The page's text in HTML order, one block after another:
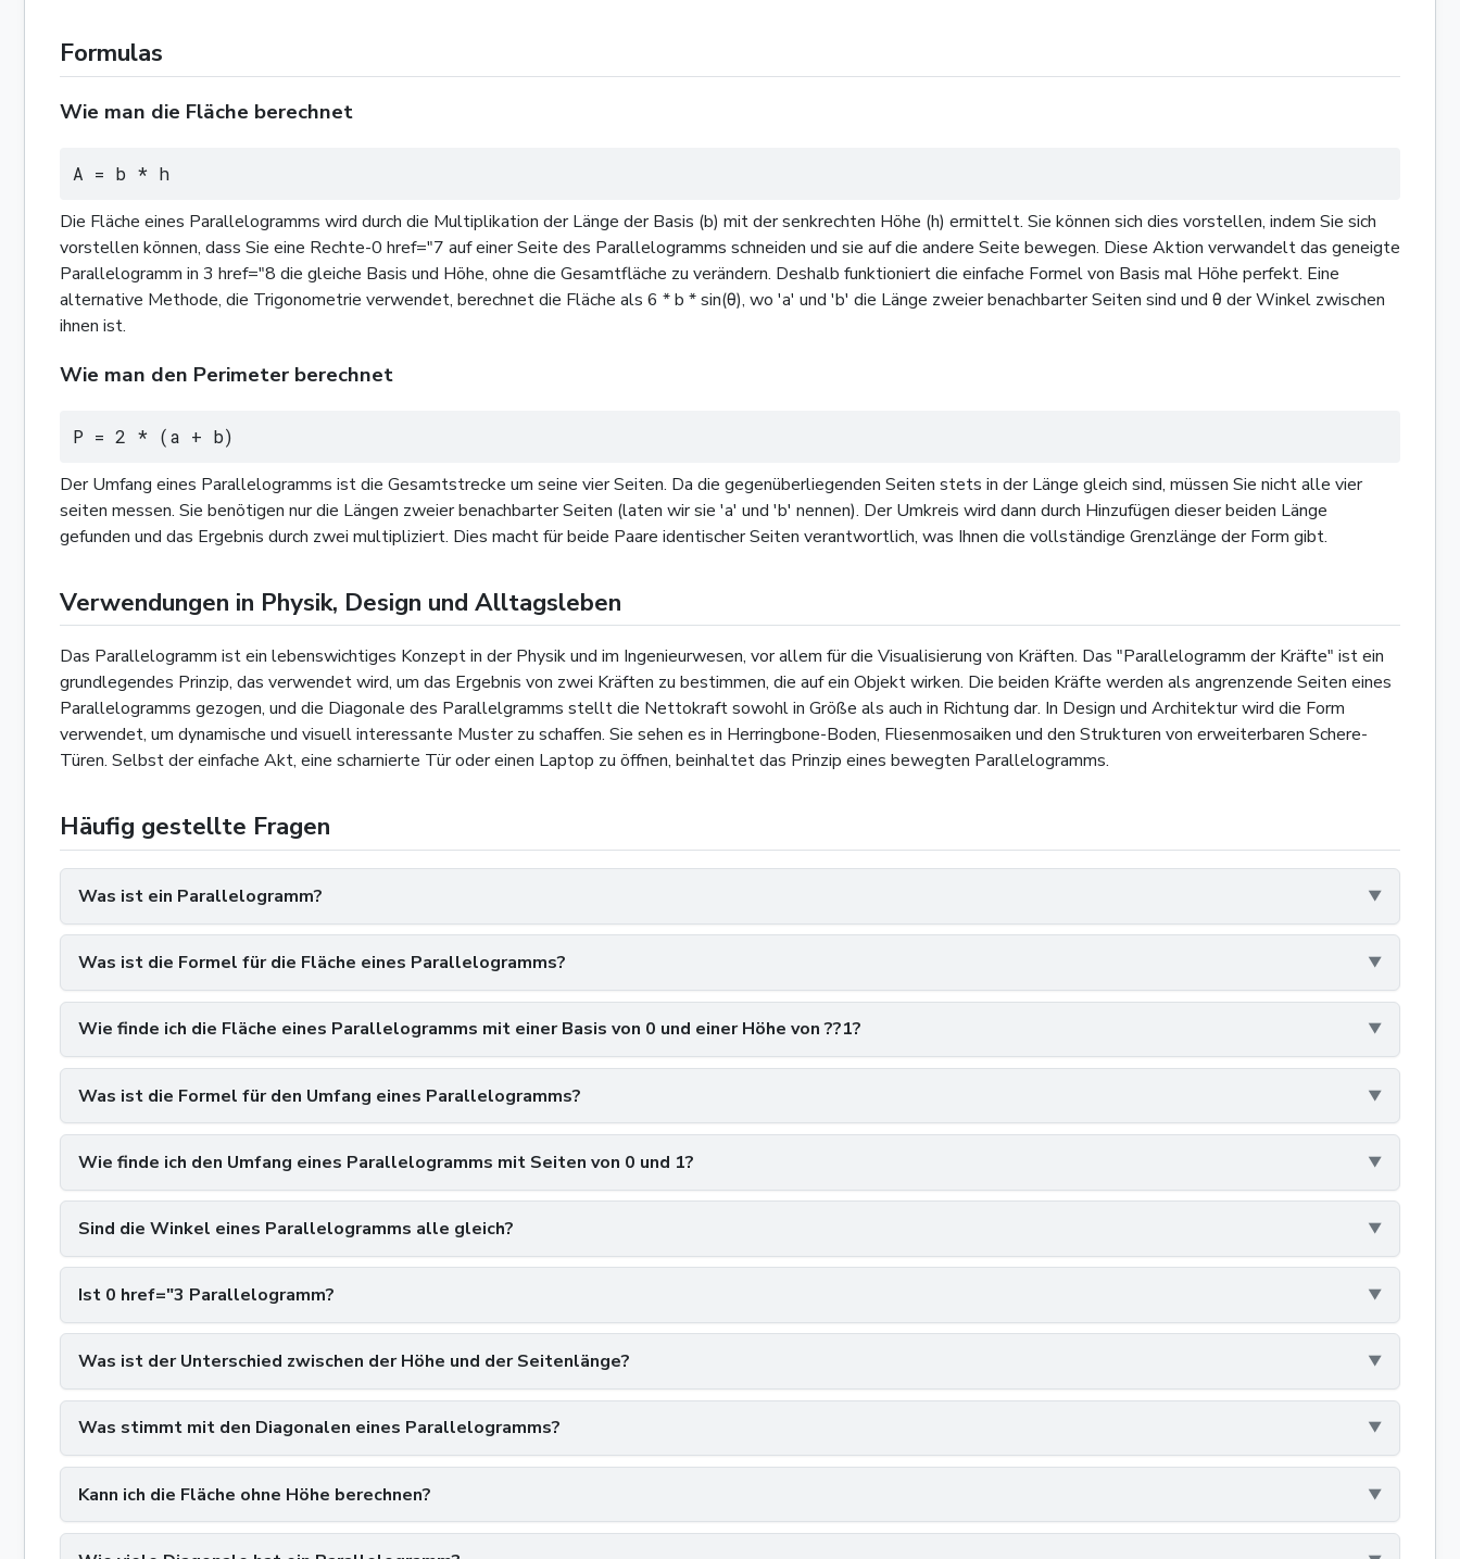
Formulas
Wie man die Fläche berechnet
A = b * h
Die Fläche eines Parallelogramms wird durch die Multiplikation der Länge der Basis (b) mit der senkrechten Höhe (h) ermittelt. Sie können sich dies vorstellen, indem Sie sich
vorstellen können, dass Sie eine Rechte-0 href="7 auf einer Seite des Parallelogramms schneiden und sie auf die andere Seite bewegen. Diese Aktion verwandelt das geneigte
Parallelogramm in 3 href="8 die gleiche Basis und Höhe, ohne die Gesamtfläche zu verändern. Deshalb funktioniert die einfache Formel von Basis mal Höhe perfekt. Eine
alternative Methode, die Trigonometrie verwendet, berechnet die Fläche als 6 * b * sin(θ), wo 'a' und 'b' die Länge zweier benachbarter Seiten sind und θ der Winkel zwischen
ihnen ist.
Wie man den Perimeter berechnet
P = 2 * (a + b)
Der Umfang eines Parallelogramms ist die Gesamtstrecke um seine vier Seiten. Da die gegenüberliegenden Seiten stets in der Länge gleich sind, müssen Sie nicht alle vier
seiten messen. Sie benötigen nur die Längen zweier benachbarter Seiten (laten wir sie 'a' und 'b' nennen). Der Umkreis wird dann durch Hinzufügen dieser beiden Länge
gefunden und das Ergebnis durch zwei multipliziert. Dies macht für beide Paare identischer Seiten verantwortlich, was Ihnen die vollständige Grenzlänge der Form gibt.
Verwendungen in Physik, Design und Alltagsleben
Das Parallelogramm ist ein lebenswichtiges Konzept in der Physik und im Ingenieurwesen, vor allem für die Visualisierung von Kräften. Das "Parallelogramm der Kräfte" ist ein
grundlegendes Prinzip, das verwendet wird, um das Ergebnis von zwei Kräften zu bestimmen, die auf ein Objekt wirken. Die beiden Kräfte werden als angrenzende Seiten eines
Parallelogramms gezogen, und die Diagonale des Parallelgramms stellt die Nettokraft sowohl in Größe als auch in Richtung dar. In Design und Architektur wird die Form
verwendet, um dynamische und visuell interessante Muster zu schaffen. Sie sehen es in Herringbone-Boden, Fliesenmosaiken und den Strukturen von erweiterbaren Schere-
Türen. Selbst der einfache Akt, eine scharnierte Tür oder einen Laptop zu öffnen, beinhaltet das Prinzip eines bewegten Parallelogramms.
Häufig gestellte Fragen
Was ist ein Parallelogramm?
Was ist die Formel für die Fläche eines Parallelogramms?
Wie finde ich die Fläche eines Parallelogramms mit einer Basis von 0 und einer Höhe von ??1?
Was ist die Formel für den Umfang eines Parallelogramms?
Wie finde ich den Umfang eines Parallelogramms mit Seiten von 0 und 1?
Sind die Winkel eines Parallelogramms alle gleich?
Ist 0 href="3 Parallelogramm?
Was ist der Unterschied zwischen der Höhe und der Seitenlänge?
Was stimmt mit den Diagonalen eines Parallelogramms?
Kann ich die Fläche ohne Höhe berechnen?